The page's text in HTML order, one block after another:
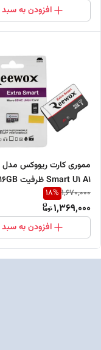
افزودن به سبد
سرعت 98MB/S
1,670,000
18%
1,369,000
افزودن به سبد